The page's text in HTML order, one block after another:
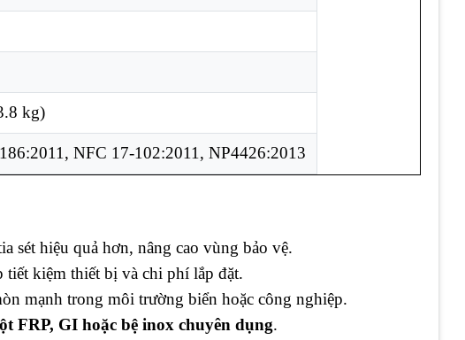
kg)
NFC 17-102:2011, NP4426:2013
sét hiệu quả hơn, nâng cao vùng bảo vệ.
tiết kiệm thiết bị và chi phí lắp đặt.
mạnh trong môi trường biển hoặc công nghiệp.
FRP, GI hoặc bệ inox chuyên dụng.